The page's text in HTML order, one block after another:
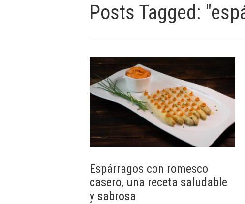
Posts Tagged:
Espárragos con romesco
casero, una receta saludable
y sabrosa